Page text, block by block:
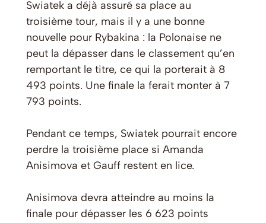
Swiatek a déjà assuré sa place au
troisième tour, mais il y a une bonne
nouvelle pour Rybakina : la Polonaise ne
peut la dépasser dans le classement qu’en
remportant le titre, ce qui la porterait à 8
493 points. Une finale la ferait monter à 7
793 points.
Pendant ce temps, Swiatek pourrait encore
perdre la troisième place si Amanda
Anisimova et Gauff restent en lice.
Anisimova devra atteindre au moins la
finale pour dépasser les 6 623 points